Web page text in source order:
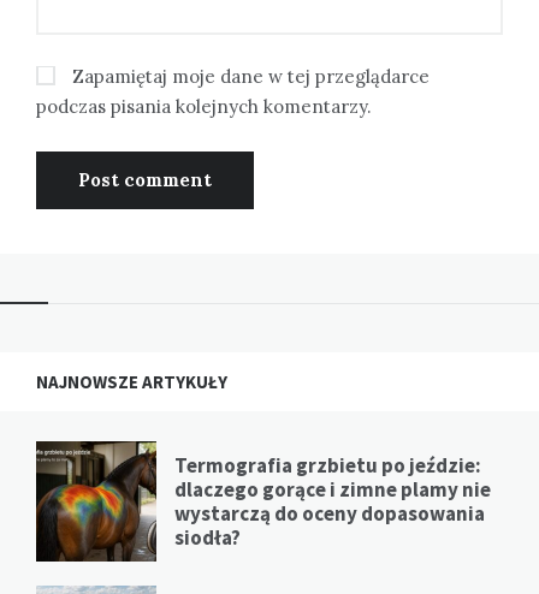
Zapamiętaj moje dane w tej przeglądarce
podczas pisania kolejnych komentarzy.
NAJNOWSZE ARTYKUŁY
Termografia grzbietu po jeździe:
dlaczego gorące i zimne plamy nie
wystarczą do oceny dopasowania
siodła?